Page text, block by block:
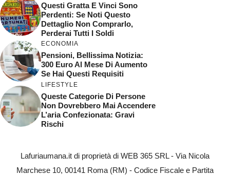
Questi Gratta E Vinci Sono
Perdenti: Se Noti Questo
Dettaglio Non Comprarlo,
Perderai Tutti I Soldi
ECONOMIA
Pensioni, Bellissima Notizia:
300 Euro Al Mese Di Aumento
Se Hai Questi Requisiti
LIFESTYLE
Queste Categorie Di Persone
Non Dovrebbero Mai Accendere
L’aria Confezionata: Gravi
Rischi
Lafuriaumana.it di proprietà di WEB 365 SRL - Via Nicola
Marchese 10, 00141 Roma (RM) - Codice Fiscale e Partita